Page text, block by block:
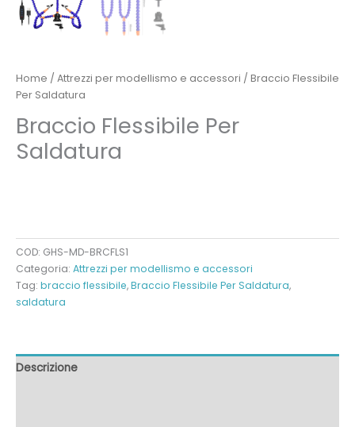
Home / Attrezzi per modellismo e accessori / Braccio Flessibile
Per Saldatura
Braccio Flessibile Per
Saldatura
COD: GHS-MD-BRCFLS1
Categoria: Attrezzi per modellismo e accessori
Tag: braccio flessibile,Braccio Flessibile Per Saldatura,
saldatura
Descrizione